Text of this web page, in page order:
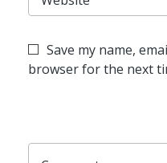
Save my name,
browser for the next